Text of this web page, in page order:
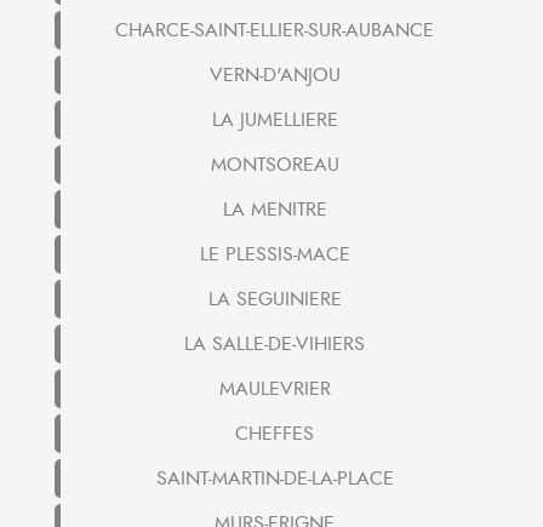
CHARCE-SAINT-ELLIER-SUR-AUBANCE
VERN-D'ANJOU
LA JUMELLIERE
MONTSOREAU
LA MENITRE
LE PLESSIS-MACE
LA SEGUINIERE
LA SALLE-DE-VIHIERS
MAULEVRIER
CHEFFES
SAINT-MARTIN-DE-LA-PLACE